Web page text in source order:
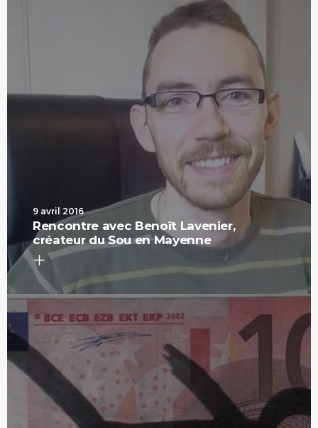
9 avril 2016
Rencontre avec Benoît Lavenier,
créateur du Sou en Mayenne